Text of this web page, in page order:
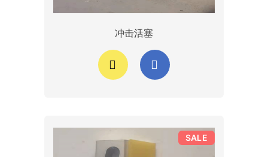
冲击活塞
SALE